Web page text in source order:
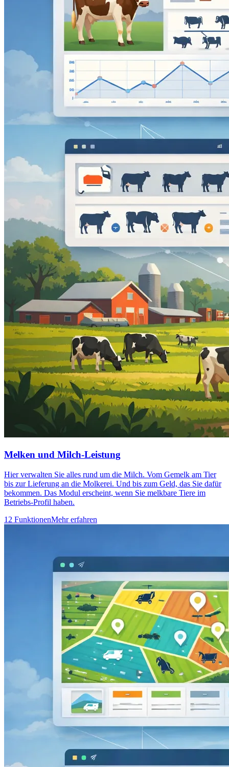
Melken und Milch-Leistung
Hier verwalten Sie alles rund um die Milch. Vom Gemelk am Tier
bis zur Lieferung an die Molkerei. Und bis zum Geld, das Sie dafür
bekommen. Das Modul erscheint, wenn Sie melkbare Tiere im
Betriebs-Profil haben.
12 FunktionenMehr erfahren